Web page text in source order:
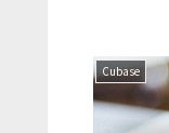
Cubase